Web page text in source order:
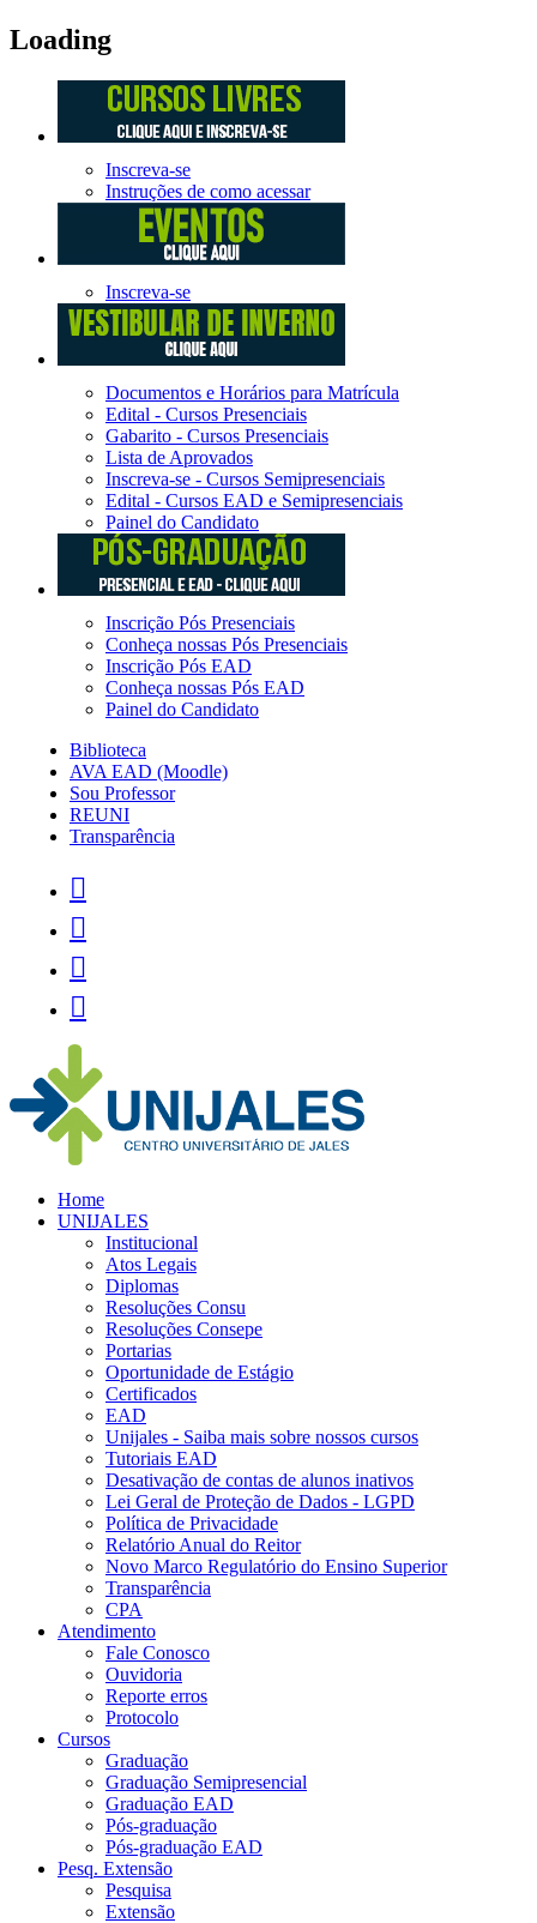
Loading
Inscreva-se
Instruções de como acessar
Inscreva-se
Documentos e Horários para Matrícula
Edital - Cursos Presenciais
Gabarito - Cursos Presenciais
Lista de Aprovados
Inscreva-se - Cursos Semipresenciais
Edital - Cursos EAD e Semipresenciais
Painel do Candidato
Inscrição Pós Presenciais
Conheça nossas Pós Presenciais
Inscrição Pós EAD
Conheça nossas Pós EAD
Painel do Candidato
Biblioteca
AVA EAD (Moodle)
Sou Professor
REUNI
Transparência




Home
UNIJALES
Institucional
Atos Legais
Diplomas
Resoluções Consu
Resoluções Consepe
Portarias
Oportunidade de Estágio
Certificados
EAD
Unijales - Saiba mais sobre nossos cursos
Tutoriais EAD
Desativação de contas de alunos inativos
Lei Geral de Proteção de Dados - LGPD
Política de Privacidade
Relatório Anual do Reitor
Novo Marco Regulatório do Ensino Superior
Transparência
CPA
Atendimento
Fale Conosco
Ouvidoria
Reporte erros
Protocolo
Cursos
Graduação
Graduação Semipresencial
Graduação EAD
Pós-graduação
Pós-graduação EAD
Pesq. Extensão
Pesquisa
Extensão